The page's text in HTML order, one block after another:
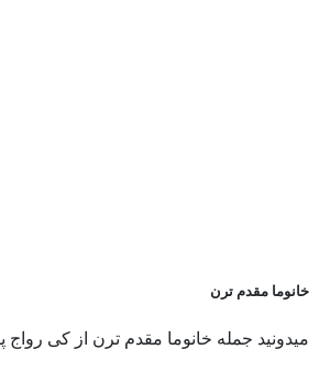
خانوما مقدم ترن
ﻣﯿﺪﻭﻧﯿﺪ ﺟﻤﻠﻪ ﺧﺎﻧﻮﻣﺎ ﻣﻘﺪﻡ ﺗﺮﻥ ﺍﺯ ﮐﯽ ﺭﻭﺍﺝ